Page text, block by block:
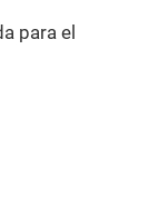
para el